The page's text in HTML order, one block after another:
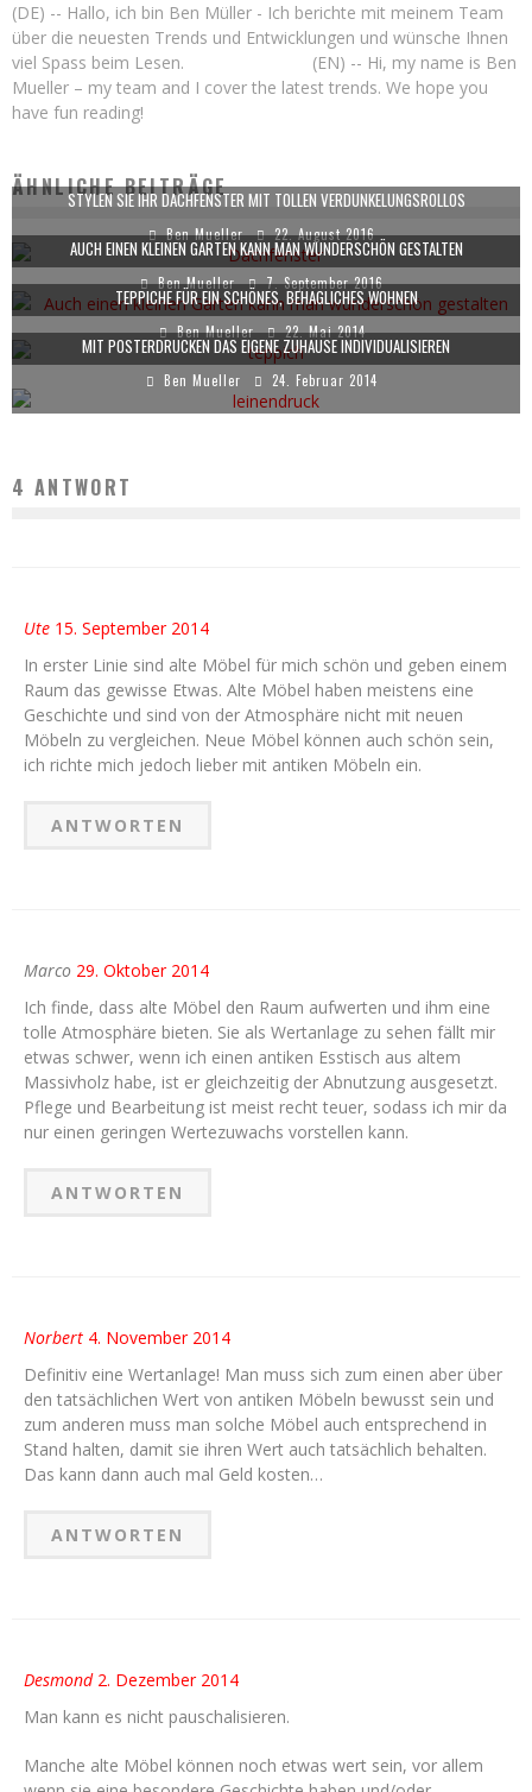
(DE) -- Hallo, ich bin Ben Müller - Ich berichte mit meinem Team
über die neuesten Trends und Entwicklungen und wünsche Ihnen
viel Spass beim Lesen. (EN) -- Hi, my name is Ben
Mueller – my team and I cover the latest trends. We hope you
have fun reading!
ÄHNLICHE BEITRÄGE
STYLEN SIE IHR DACHFENSTER MIT TOLLEN VERDUNKELUNGSROLLOS
Ben Mueller 22. August 2016
AUCH EINEN KLEINEN GARTEN KANN MAN WUNDERSCHÖN GESTALTEN
Ben Mueller 7. September 2016
TEPPICHE FÜR EIN SCHÖNES, BEHAGLICHES WOHNEN
Ben Mueller 22. Mai 2014
MIT POSTERDRUCKEN DAS EIGENE ZUHAUSE INDIVIDUALISIEREN
Ben Mueller 24. Februar 2014
4 ANTWORT
Ute 15. September 2014
In erster Linie sind alte Möbel für mich schön und geben einem
Raum das gewisse Etwas. Alte Möbel haben meistens eine
Geschichte und sind von der Atmosphäre nicht mit neuen
Möbeln zu vergleichen. Neue Möbel können auch schön sein,
ich richte mich jedoch lieber mit antiken Möbeln ein.
ANTWORTEN
Marco 29. Oktober 2014
Ich finde, dass alte Möbel den Raum aufwerten und ihm eine
tolle Atmosphäre bieten. Sie als Wertanlage zu sehen fällt mir
etwas schwer, wenn ich einen antiken Esstisch aus altem
Massivholz habe, ist er gleichzeitig der Abnutzung ausgesetzt.
Pflege und Bearbeitung ist meist recht teuer, sodass ich mir da
nur einen geringen Wertezuwachs vorstellen kann.
ANTWORTEN
Norbert 4. November 2014
Definitiv eine Wertanlage! Man muss sich zum einen aber über
den tatsächlichen Wert von antiken Möbeln bewusst sein und
zum anderen muss man solche Möbel auch entsprechend in
Stand halten, damit sie ihren Wert auch tatsächlich behalten.
Das kann dann auch mal Geld kosten…
ANTWORTEN
Desmond 2. Dezember 2014
Man kann es nicht pauschalisieren.
Manche alte Möbel können noch etwas wert sein, vor allem